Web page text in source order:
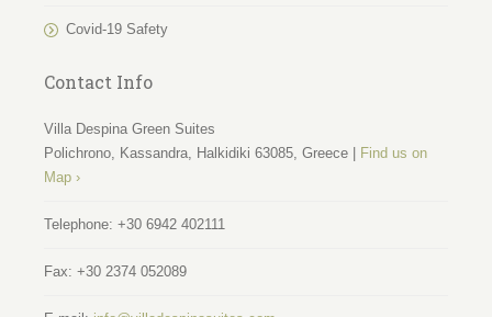
Covid-19 Safety
Contact Info
Villa Despina Green Suites
Polichrono, Kassandra, Halkidiki 63085, Greece |
Find us on
Map ›
Telephone: +30 6942 402111
Fax: +30 2374 052089